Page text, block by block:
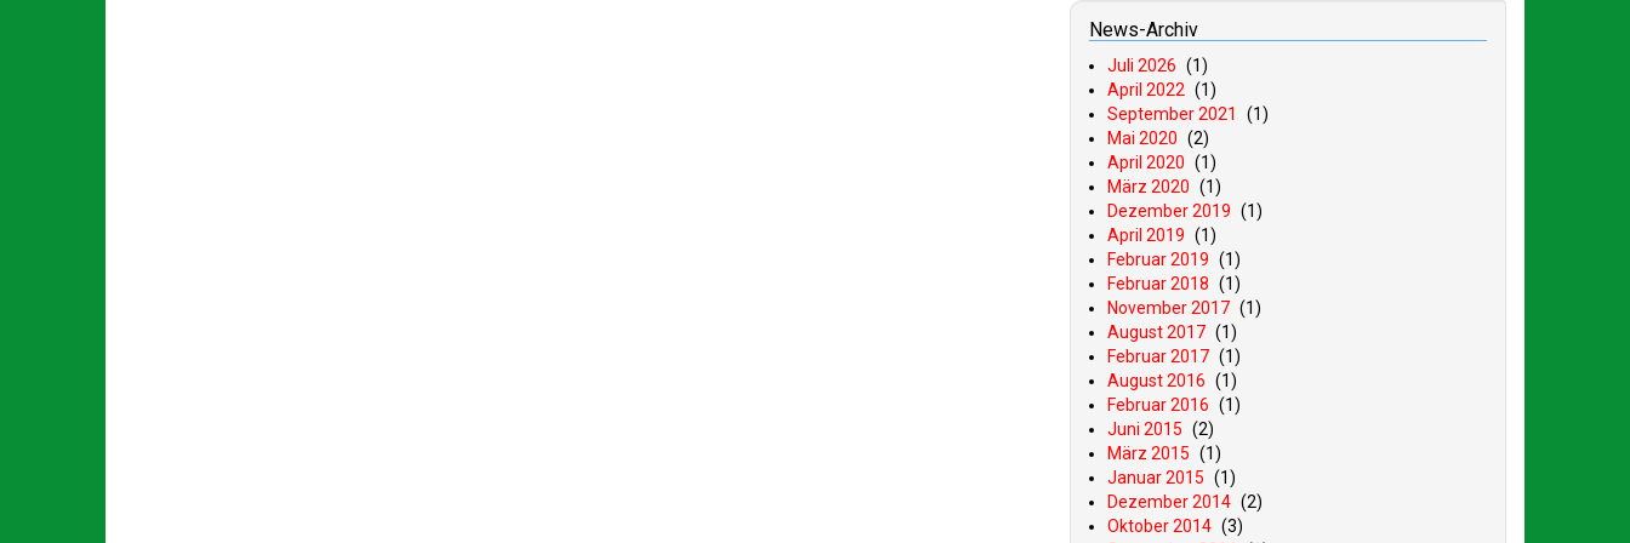
News-Archiv
Juli 2026 (1)
April 2022 (1)
September 2021
(1)
Mai 2020 (2)
April 2020 (1)
März 2020 (1)
Dezember 2019 (1)
April 2019 (1)
Februar 2019 (1)
Februar 2018 (1)
November 2017 (1)
August 2017 (1)
Februar 2017 (1)
August 2016 (1)
Februar 2016 (1)
Juni 2015 (2)
März 2015 (1)
Januar 2015 (1)
Dezember 2014 (2)
Oktober 2014 (3)